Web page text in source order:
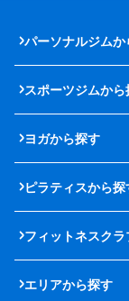
パーソナルジムか
スポーツジムから
ヨガから探す
ピラティスから探
フィットネスク
エリアから探す